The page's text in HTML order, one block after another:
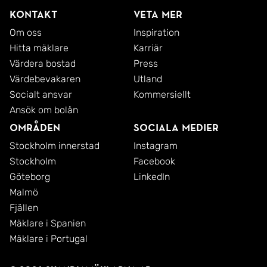
naturreservat är några populära områden som
ligger en kort bilresa från bostaden.
Fruängen är en knutpunkt för flertalet bussar och
här finns tunnelbanan som tar dig till city på ett
ögonblick.
Kontakt
Om oss
Hitta mäklare
Värdera bostad
Värdebevakaren
Socialt ansvar
Ansök om bolån
Veta mer
Inspiration
Karriär
Press
Utland
Kommersiellt
Områden
Stockholm innerstad
Stockholm
Göteborg
Malmö
Fjällen
Mäklare i Spanien
Mäklare i Portugal
Sociala medier
Instagram
Facebook
LinkedIn